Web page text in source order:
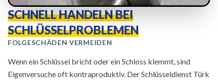
SCHNELL HANDELN BEI
SCHLÜSSELPROBLEMEN
FOLGESCHÄDEN VERMEIDEN
Wenn ein Schlüssel bricht oder ein Schloss klemmt, sind
Eigenversuche oft kontraproduktiv. Der Schlüsseldienst Türk